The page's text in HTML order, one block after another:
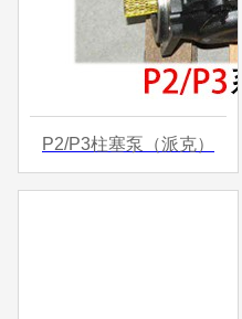
P2/P3柱塞泵（派克）